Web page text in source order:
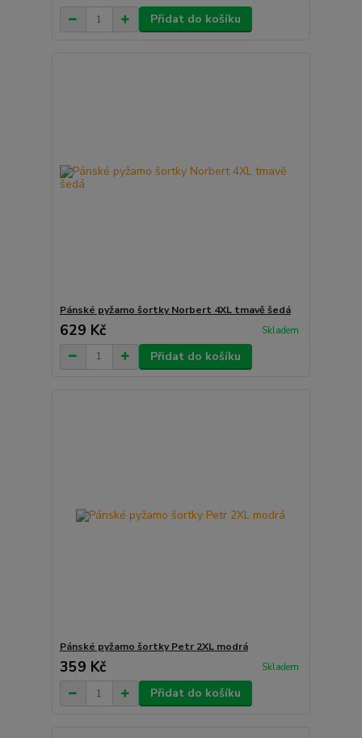
Přidat do košíku
Pánské pyžamo šortky Norbert 4XL tmavě šedá
629 Kč Skladem
Přidat do košíku
Pánské pyžamo šortky Petr 2XL modrá
359 Kč Skladem
Přidat do košíku